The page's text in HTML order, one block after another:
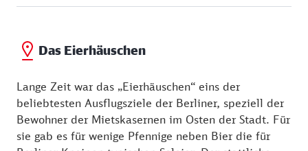
Das Eierhäuschen
Lange Zeit war das „Eierhäuschen“ eins der
beliebtesten Ausflugsziele der Berliner, speziell der
Bewohner der Mietskasernen im Osten der Stadt. Für
sie gab es für wenige Pfennige neben Bier die für